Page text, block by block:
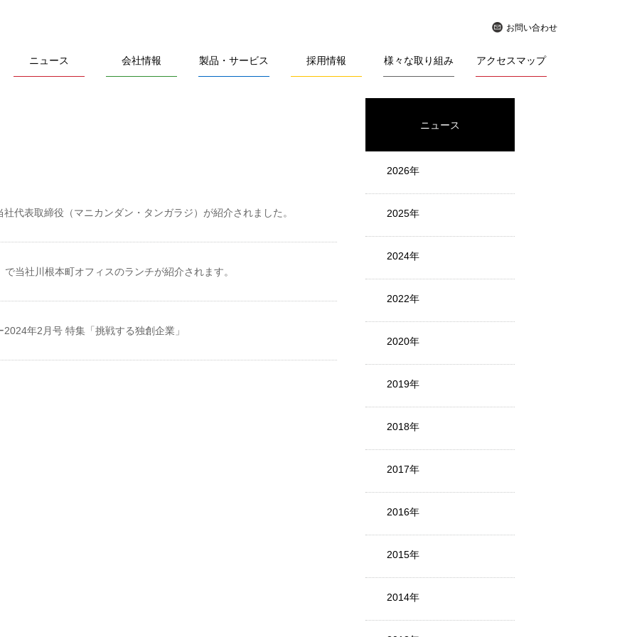
お問い合わせ
ニュース 会社情報 製品・サービス 採用情報 様々な取り組み アクセスマップ
社代表取締役（マニカンダン・タンガラジ）が紹介されました。
で当社川根本町オフィスのランチが紹介されます。
年2月号 特集「挑戦する独創企業」
ニュース
2026年
2025年
2024年
2022年
2020年
2019年
2018年
2017年
2016年
2015年
2014年